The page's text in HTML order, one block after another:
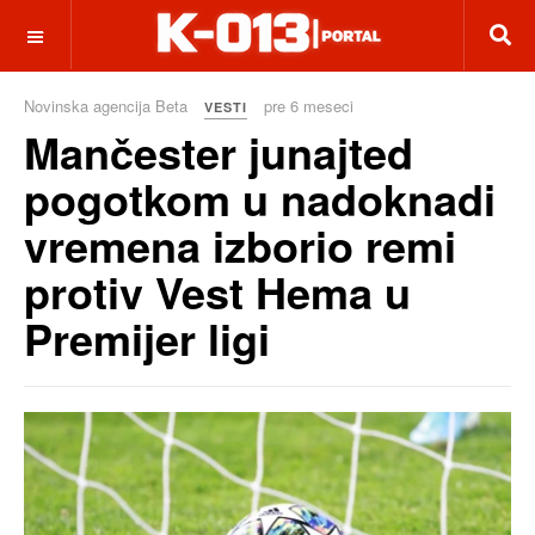
OFF CANVAS
Novinska agencija Beta VESTI pre 6 meseci
Mančester junajted
pogotkom u nadoknadi
vremena izborio remi
protiv Vest Hema u
Premijer ligi